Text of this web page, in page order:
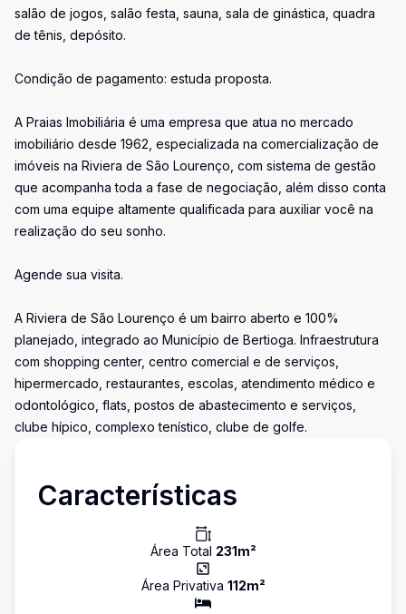
salão de jogos, salão festa, sauna, sala de ginástica, quadra
de tênis, depósito.
Condição de pagamento: estuda proposta.
A Praias Imobiliária é uma empresa que atua no mercado
imobiliário desde 1962, especializada na comercialização de
imóveis na Riviera de São Lourenço, com sistema de gestão
que acompanha toda a fase de negociação, além disso conta
com uma equipe altamente qualificada para auxiliar você na
realização do seu sonho.
Agende sua visita.
A Riviera de São Lourenço é um bairro aberto e 100%
planejado, integrado ao Município de Bertioga. Infraestrutura
com shopping center, centro comercial e de serviços,
hipermercado, restaurantes, escolas, atendimento médico e
odontológico, flats, postos de abastecimento e serviços,
clube hípico, complexo tenístico, clube de golfe.
Características
Área Total 231m²
Área Privativa 112m²